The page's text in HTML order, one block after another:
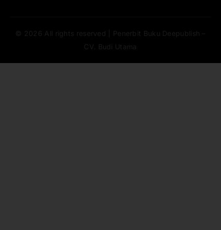
© 2026 All rights reserved | Penerbit Buku Deepublish –
CV. Budi Utama